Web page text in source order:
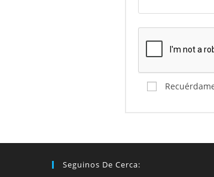
Seguinos De Cerca: